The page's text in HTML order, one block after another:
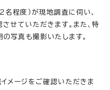
程度）が現地調査に伺い、
せていただきます。また、特
写真も撮影いたします。
メージをご確認いただきま